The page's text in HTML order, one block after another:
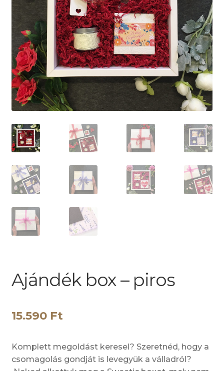
Ajándék box – piros
15.590 Ft
Komplett megoldást keresel? Szeretnéd, hogy a
csomagolás gondját is levegyük a válladról?